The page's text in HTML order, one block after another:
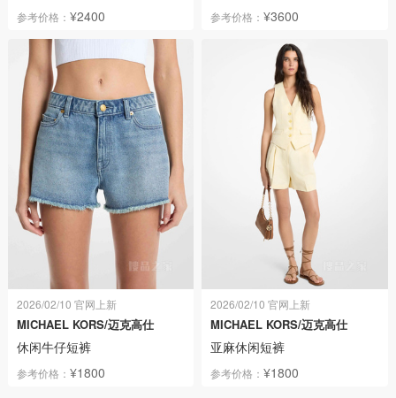
参考价格： ¥2400 参考价格：¥3600
2026/02/10 官网上新
MICHAEL KORS/迈克高仕
休闲牛仔短裤
参考价格： ¥1800
2026/02/10 官网上新
MICHAEL KORS/迈克高仕
亚麻休闲短裤
参考价格：¥1800